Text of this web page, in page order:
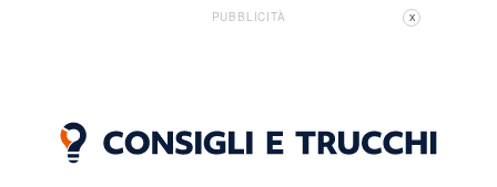
PUBBLICITÀ X